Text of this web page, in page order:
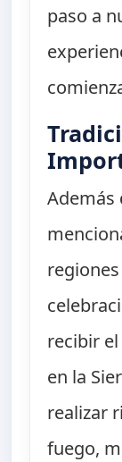
paso a
Además
recibir
en la
realizar
fuego,